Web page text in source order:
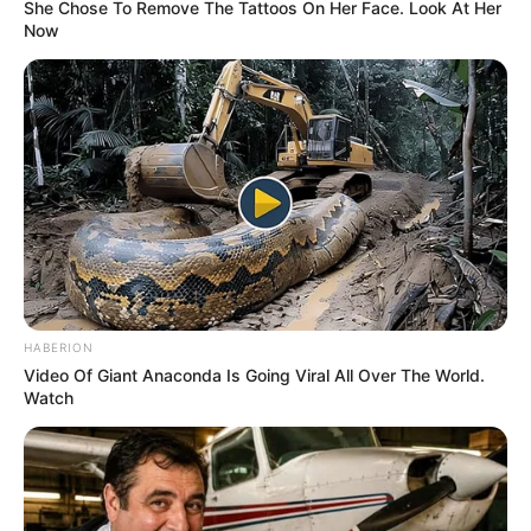
COMPARTIR
ALERTA BOGOTÁ EN GOOGLE NEWS
TEMAS RELACIONADOS
RICHARD RÍOS PALMEIRAS SELECCIÓN COLOMBIA
MANTÉNGASE EN ALERTA
Tenemos todas las noticias que le
favor, active las notificaciones de Alerta.
ACTIVAR AHORA
She Chose To Remove The Tattoos On Her Face. Look At Her
Now
HABERION
Video Of Giant Anaconda Is Going Viral All Over The World.
Watch